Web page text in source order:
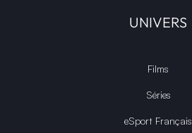
UNIVERS
Films
Séries
eSport Français